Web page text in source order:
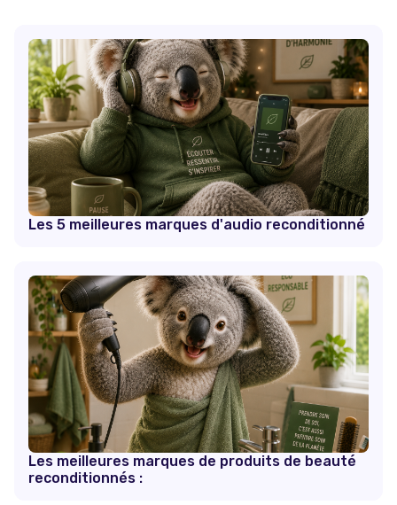
Les 5 meilleures marques d'audio reconditionné
Les meilleures marques de produits de beauté
reconditionnés :